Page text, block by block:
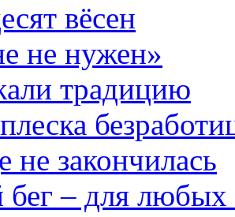
вёсен
не нужен»
традицию
не закончилась
– для любых